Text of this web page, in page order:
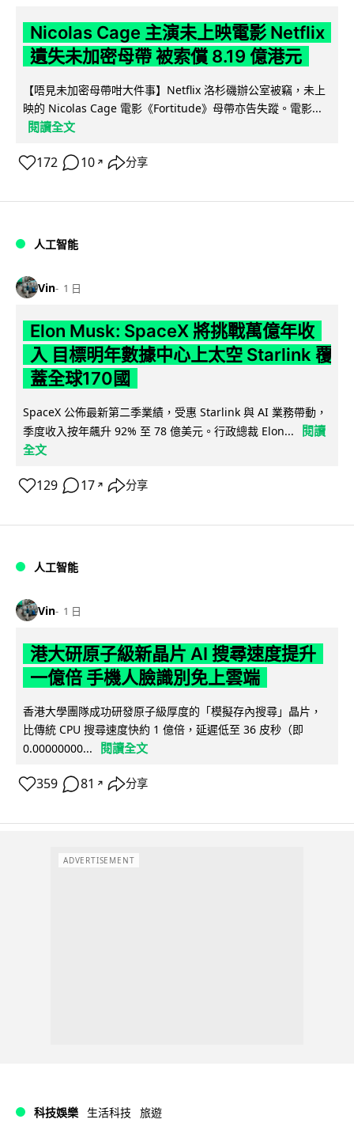
Nicolas Cage 主演未上映電影 Netflix
遺失未加密母帶 被索償 8.19 億港元
【唔見未加密母帶咁大件事】Netflix 洛杉磯辦公室被竊，未上
映的 Nicolas Cage 電影《Fortitude》母帶亦告失蹤。電影...
閱讀全文
172 10 ↗ 分享
人工智能
Vin 1 日
Elon Musk: SpaceX 將挑戰萬億年收
入 目標明年數據中心上太空 Starlink 覆
蓋全球170國
SpaceX 公佈最新第二季業績，受惠 Starlink 與 AI 業務帶動，
季度收入按年飆升 92% 至 78 億美元。行政總裁 Elon...
閱讀
全文
129 17 ↗ 分享
人工智能
Vin 1 日
港大研原子級新晶片 AI 搜尋速度提升
一億倍 手機人臉識別免上雲端
香港大學團隊成功研發原子級厚度的「模擬存內搜尋」晶片，
比傳統 CPU 搜尋速度快約 1 億倍，延遲低至 36 皮秒（即
0.00000000...
閱讀全文
359 81 ↗ 分享
ADVERTISEMENT
科技娛樂 生活科技 旅遊